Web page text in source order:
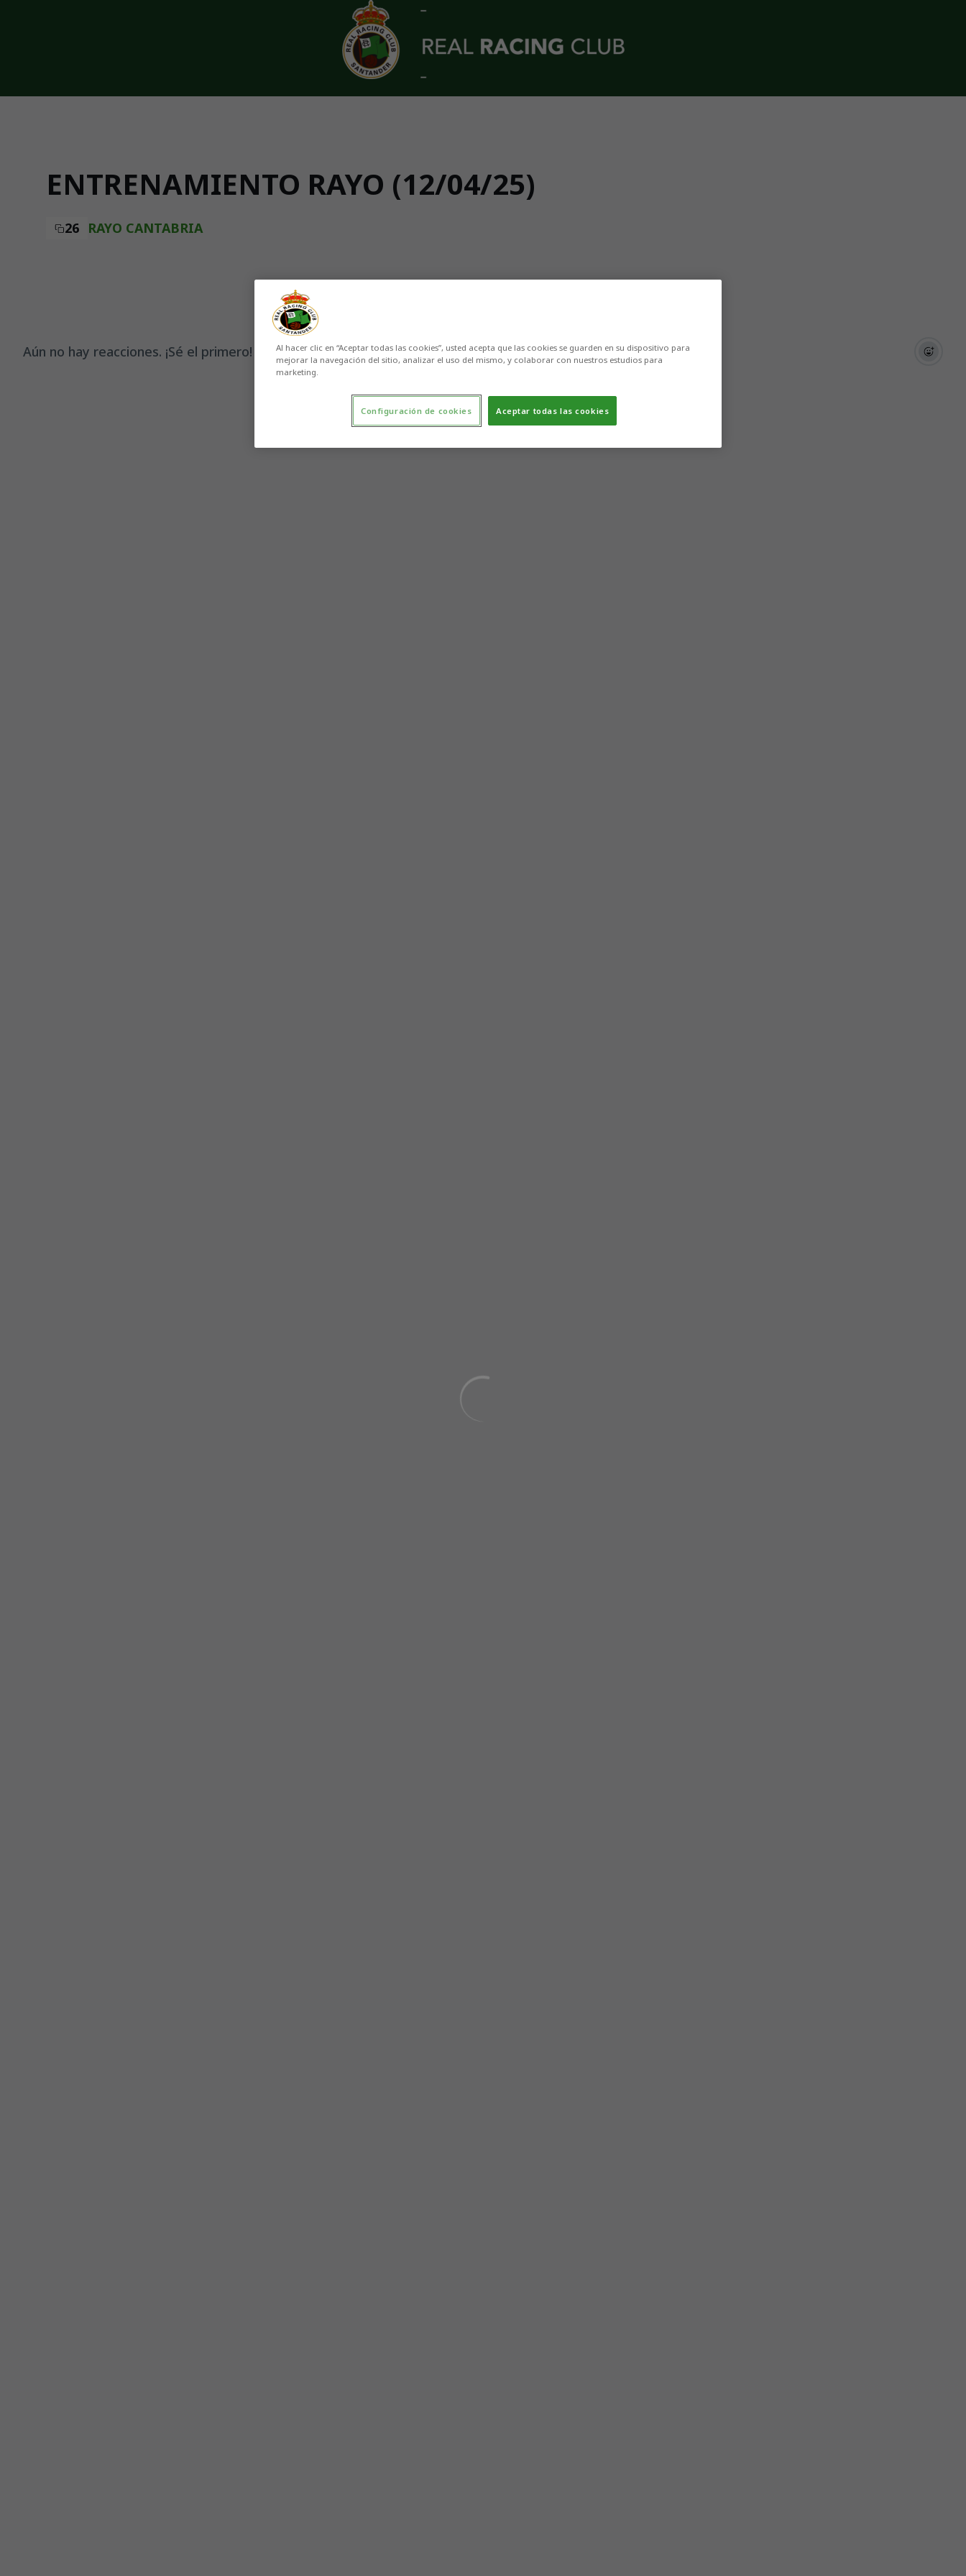
Skip to main content
ENTRENAMIENTO RAYO (12/04/25)
26 RAYO CANTABRIA
Aún no hay reacciones. ¡Sé el primero!
Al hacer clic en “Aceptar todas las cookies”, usted acepta que las cookies se guarden en su dispositivo para
mejorar la navegación del sitio, analizar el uso del mismo, y colaborar con nuestros estudios para
marketing.
Aceptar todas las cookies
Configuración de cookies